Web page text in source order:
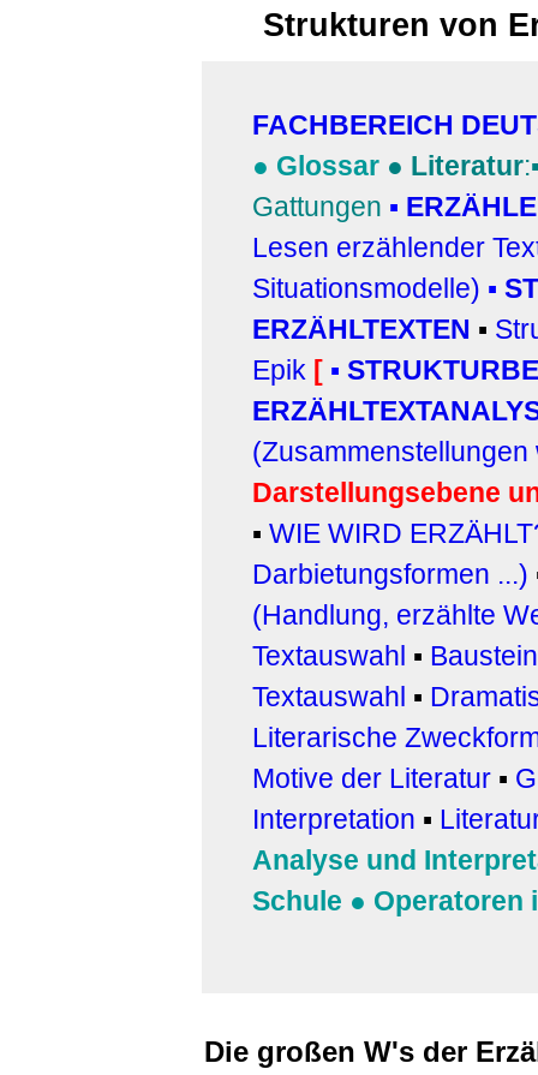
Strukturen von
FACHBEREICH
● Glossar ● Literatur
Gattungen ▪
Lesen erzählender
Situationsmodelle) ▪
ERZÄHLTEXTEN ▪
Epik [ ▪
Darstellungsebene
▪ WIE WIRD
Darbietungsformen ...)
(Handlung, erzählte
Textauswahl ▪
Textauswahl ▪
Literarische
Motive der Literatur ▪
Interpretation ▪
Analyse und
Schule ● Operatoren
Die großen W's der